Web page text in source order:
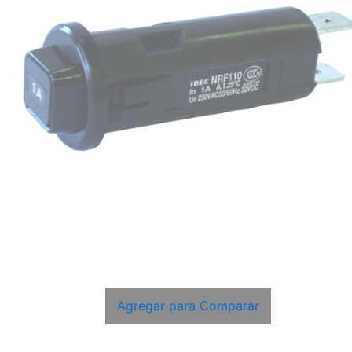
Agregar para Comparar